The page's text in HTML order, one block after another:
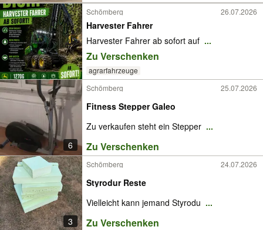
Schömberg 26.07.2026
Harvester Fahrer
Harvester Fahrer ab sofort auf ...
Zu Verschenken
agrarfahrzeuge
6
Schömberg 25.07.2026
Fitness Stepper Galeo
Zu verkaufen steht ein Stepper ...
Zu Verschenken
3
Schömberg 24.07.2026
Styrodur Reste
Vielleicht kann jemand Styrodu ...
Zu Verschenken